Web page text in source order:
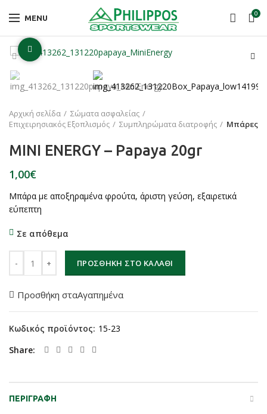
MENU 0
Click to enlarge
Αρχική σελίδα
Σώματα ασφαλείας
Επιχειρησιακός Εξοπλισμός
Συμπληρώματα διατροφής Μπάρες
MINI ENERGY – Papaya 20gr
€
Μπάρα με αποξηραμένα φρούτα, άριστη γεύση, εξαιρετικά
εύπεπτη
Σε απόθεμα
ΠΡΟΣΘΉΚΗ ΣΤΟ ΚΑΛΆΘΙ
Προσθήκη σταΑγαπημένα
Κωδικός προϊόντος: 15-23
Share
ΠΕΡΙΓΡΑΦΉ